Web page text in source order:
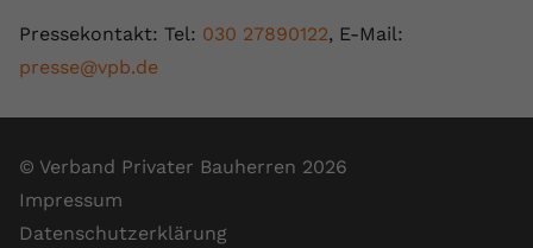
Pressekontakt: Tel: 030 27890122, E-Mail:
presse@vpb.de
© Verband Privater Bauherren 2026
Impressum
Datenschutzerklärung
Zweck
YouTube setzt diesen Cookie, um die
Videos verwendet.